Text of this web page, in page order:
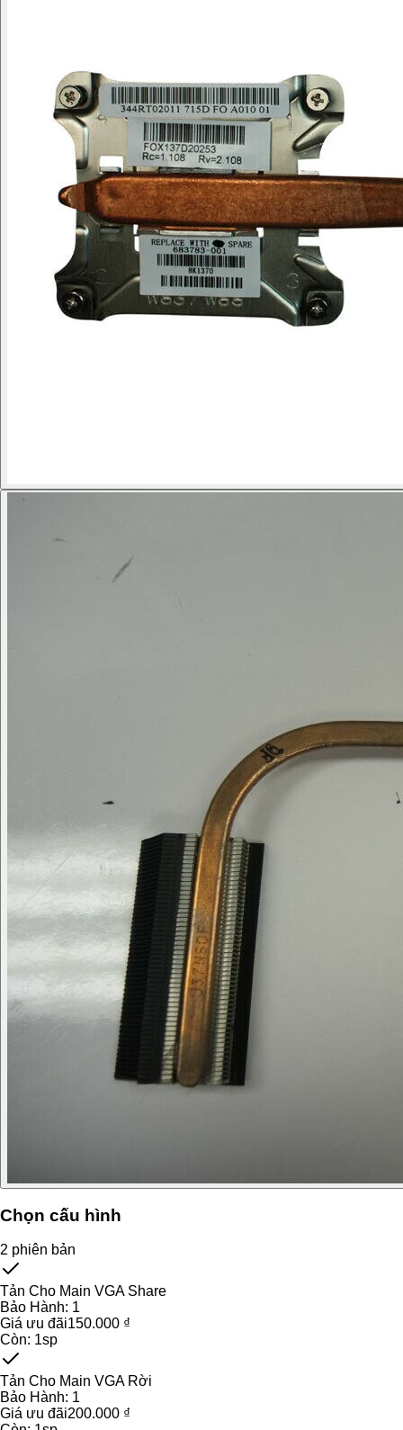
Chọn cấu hình
2 phiên bản
Tản Cho Main VGA Share
Bảo Hành: 1
Giá ưu đãi150.000 ₫
Còn: 1sp
Tản Cho Main VGA Rời
Bảo Hành: 1
Giá ưu đãi200.000 ₫